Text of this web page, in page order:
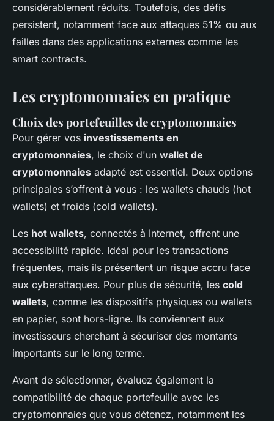
considérablement réduits. Toutefois, des défis
persistent, notamment face aux attaques 51% ou aux
failles dans des applications externes comme les
smart contracts.
Les cryptomonnaies en pratique
Choix des portefeuilles de cryptomonnaies
Pour gérer vos investissements en
cryptomonnaies, le choix d'un wallet de
cryptomonnaies adapté est essentiel. Deux options
principales s’offrent à vous : les wallets chauds (hot
wallets) et froids (cold wallets).
Les hot wallets, connectés à Internet, offrent une
accessibilité rapide. Idéal pour les transactions
fréquentes, mais ils présentent un risque accru face
aux cyberattaques. Pour plus de sécurité, les cold
wallets, comme les dispositifs physiques ou wallets
en papier, sont hors-ligne. Ils conviennent aux
investisseurs cherchant à sécuriser des montants
importants sur le long terme.
Avant de sélectionner, évaluez également la
compatibilité de chaque portefeuille avec les
cryptomonnaies que vous détenez, notamment les